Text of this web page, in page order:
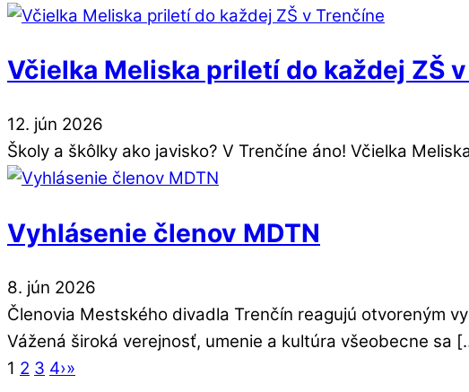
Včielka Meliska priletí do každej ZŠ
12. jún 2026
Školy a škôlky ako javisko? V Trenčíne áno! Včielka
Vyhlásenie členov MDTN
8. jún 2026
Členovia Mestského divadla Trenčín reagujú otvoreným
Vážená široká verejnosť, umenie a kultúra všeobecne sa
1 2 3 4›»